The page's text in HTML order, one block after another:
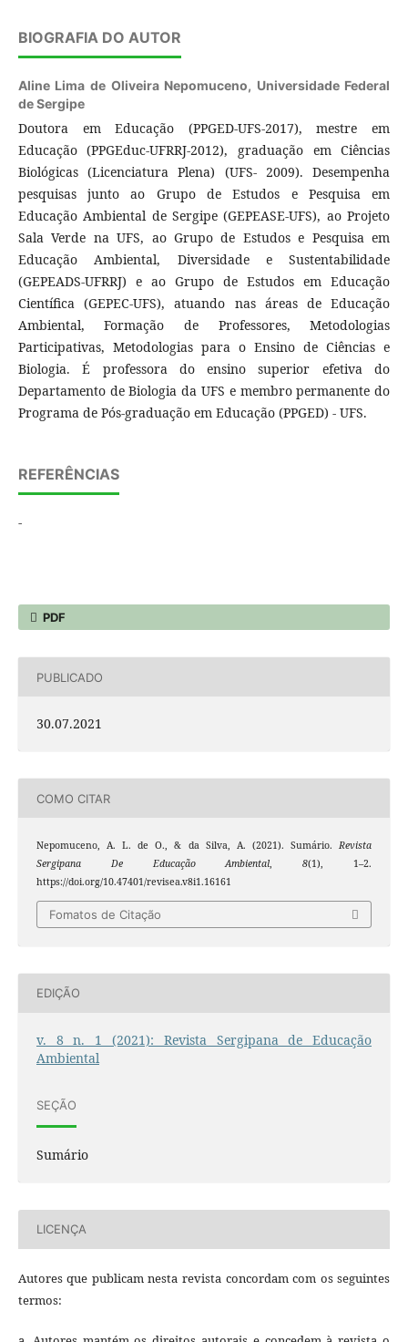
BIOGRAFIA DO AUTOR
Aline Lima de Oliveira Nepomuceno, Universidade Federal
de Sergipe
Doutora em Educação (PPGED-UFS-2017), mestre em
Educação (PPGEduc-UFRRJ-2012), graduação em Ciências
Biológicas (Licenciatura Plena) (UFS- 2009). Desempenha
pesquisas junto ao Grupo de Estudos e Pesquisa em
Educação Ambiental de Sergipe (GEPEASE-UFS), ao Projeto
Sala Verde na UFS, ao Grupo de Estudos e Pesquisa em
Educação Ambiental, Diversidade e Sustentabilidade
(GEPEADS-UFRRJ) e ao Grupo de Estudos em Educação
Científica (GEPEC-UFS), atuando nas áreas de Educação
Ambiental, Formação de Professores, Metodologias
Participativas, Metodologias para o Ensino de Ciências e
Biologia. É professora do ensino superior efetiva do
Departamento de Biologia da UFS e membro permanente do
Programa de Pós-graduação em Educação (PPGED) - UFS.
REFERÊNCIAS
-
PDF
PUBLICADO
30.07.2021
COMO CITAR
Nepomuceno, A. L. de O., & da Silva, A. (2021). Sumário.Revista
Sergipana De Educação Ambiental,8(1), 1–2.
https://doi.org/10.47401/revisea.v8i1.16161
Fomatos de Citação
EDIÇÃO
v. 8 n. 1 (2021): Revista Sergipana de Educação
Ambiental
SEÇÃO
Sumário
LICENÇA
Autores que publicam nesta revista concordam com os seguintes
termos: